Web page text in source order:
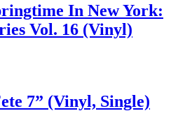
In New York:
Vol. 16 (Vinyl)
7” (Vinyl, Single)